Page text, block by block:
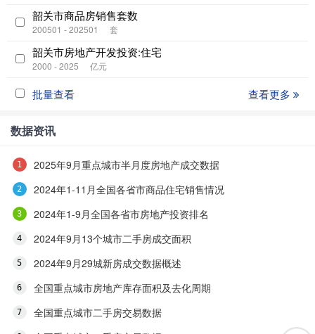
韶关市商品房销售套数
200501 - 202501 套
韶关市房地产开发投资:住宅
2000 - 2025 亿元
批量查看 查看更多
数据资讯
2025年9月重点城市半月度房地产成交数据
2024年1-11月全国各省市商品住宅销售情况
2024年1-9月全国各省市房地产投资排名
2024年9月13个城市二手房成交面积
2024年9月29城新房成交数据概述
全国重点城市房地产库存面积及去化周期
全国重点城市二手房交易数据